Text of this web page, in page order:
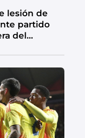
lesión de
partido
del